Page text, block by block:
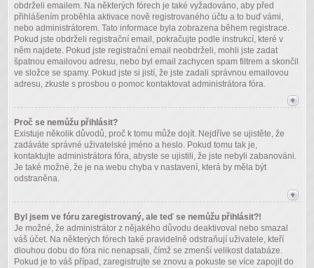
obdrželi emailem. Na některých fórech je také vyžadováno, aby před
přihlášením proběhla aktivace nově registrovaného účtu a to buď vámi,
nebo administrátorem. Tato informace byla zobrazena během registrace.
Pokud jste obdrželi registrační email, pokračujte podle instrukcí, které v
něm najdete. Pokud jste registrační email neobdrželi, mohli jste zadat
špatnou emailovou adresu, nebo byl email zachycen spam filtrem a skončil
ve složce se spamy. Pokud jste si jistí, že jste zadali správnou emailovou
adresu, zkuste s prosbou o pomoc kontaktovat administrátora fóra.
Proč se nemůžu přihlásit?
Existuje několik důvodů, proč k tomu může dojít. Nejdříve se ujistěte, že
zadáváte správné uživatelské jméno a heslo. Pokud tomu tak je,
kontaktujte administrátora fóra, abyste se ujistili, že jste nebyli zabanováni.
Je také možné, že je na webu chyba v nastavení, která by měla být
odstraněna.
Byl jsem ve fóru zaregistrovaný, ale teď se nemůžu přihlásit?!
Je možné, že administrátor z nějakého důvodu deaktivoval nebo smazal
váš účet. Na některých fórech také pravidelně odstraňují uživatele, kteří
dlouhou dobu do fóra nic nenapsali, čímž se zmenší velikost databáze.
Pokud je to váš případ, zaregistrujte se znovu a pokuste se více zapojit do